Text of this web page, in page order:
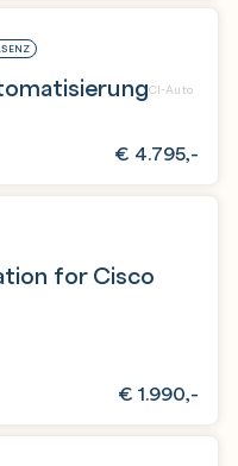
CI-Auto
€ 4.795,-
for Cisco
€ 1.990,-